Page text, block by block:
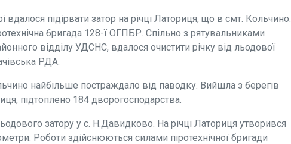
вдалося підірвати затор на річці Латориця, що в смт. Кольчино.
бригада 128-ї ОГПБР. Спільно з рятувальниками
відділу УДСНС, вдалося очистити річку від льодової
РДА.
найбільше постраждало від паводку. Вийшла з берегів
підтоплено 184 дворогосподарства.
затору у с. Н.Давидково. На річці Латориця утворився
Роботи здійснюються силами піротехнічної бригади